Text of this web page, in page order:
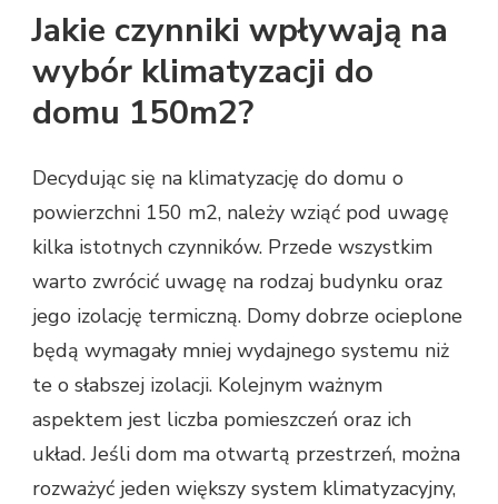
Jakie czynniki wpływają na
wybór klimatyzacji do
domu 150m2?
Decydując się na klimatyzację do domu o
powierzchni 150 m2, należy wziąć pod uwagę
kilka istotnych czynników. Przede wszystkim
warto zwrócić uwagę na rodzaj budynku oraz
jego izolację termiczną. Domy dobrze ocieplone
będą wymagały mniej wydajnego systemu niż
te o słabszej izolacji. Kolejnym ważnym
aspektem jest liczba pomieszczeń oraz ich
układ. Jeśli dom ma otwartą przestrzeń, można
rozważyć jeden większy system klimatyzacyjny,